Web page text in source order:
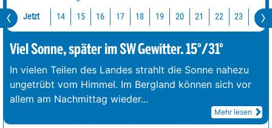
Jetzt 14 15 16 17 18 19 20 21 22 23 0
Viel Sonne, später im SW Gewitter. 15°/31°
In vielen Teilen des Landes strahlt die Sonne nahezu
ungetrübt vom Himmel. Im Bergland können sich vor
allem am Nachmittag wieder...
Mehr lesen